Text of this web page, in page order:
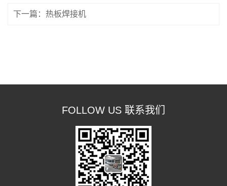
下一篇：热板焊接机
FOLLOW US 联系我们